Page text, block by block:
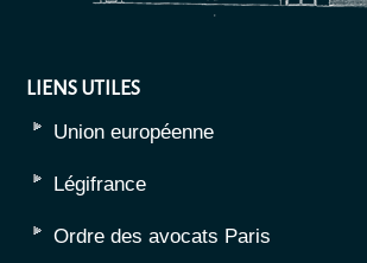
LIENS UTILES
Union européenne
Légifrance
Ordre des avocats Paris